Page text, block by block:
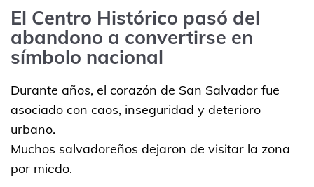
El Centro Histórico pasó del
abandono a convertirse en
símbolo nacional
Durante años, el corazón de San Salvador fue
asociado con caos, inseguridad y deterioro
urbano.
Muchos salvadoreños dejaron de visitar la zona
por miedo.